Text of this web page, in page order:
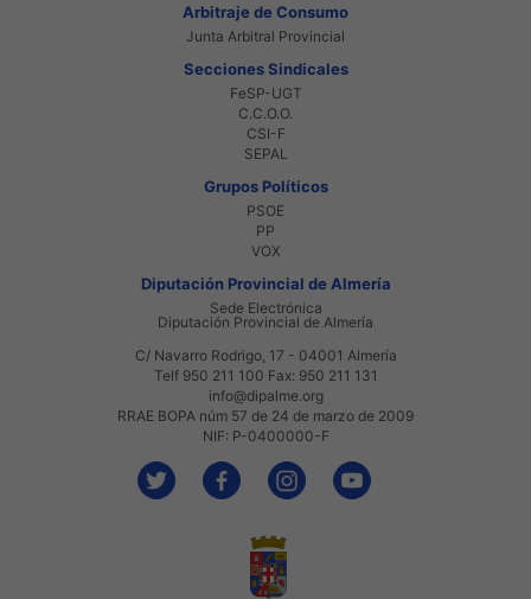
Arbitraje de Consumo
Junta Arbitral Provincial
Secciones Sindicales
FeSP-UGT
C.C.O.O.
CSI-F
SEPAL
Grupos Políticos
PSOE
PP
VOX
Diputación Provincial de Almería
Sede Electrónica
Diputación Provincial de Almería
C/ Navarro Rodrigo, 17 - 04001 Almería
Telf 950 211 100 Fax: 950 211 131
info@dipalme.org
RRAE BOPA núm 57 de 24 de marzo de 2009
NIF: P-0400000-F